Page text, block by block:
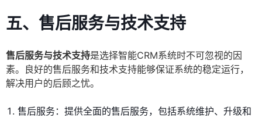
五、售后服务与技术支持
售后服务与技术支持是选择智能CRM系统时不可忽视的因
素。良好的售后服务和技术支持能够保证系统的稳定运行，
解决用户的后顾之忧。
售后服务：提供全面的售后服务，包括系统维护、升级和